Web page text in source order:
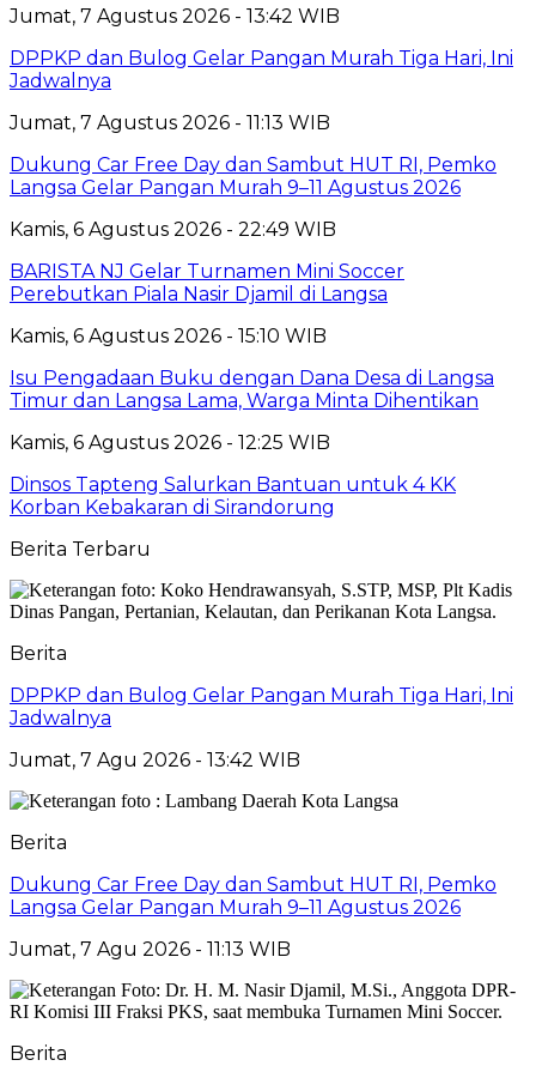
Jumat, 7 Agustus 2026 - 13:42 WIB
DPPKP dan Bulog Gelar Pangan Murah Tiga Hari, Ini
Jadwalnya
Jumat, 7 Agustus 2026 - 11:13 WIB
Dukung Car Free Day dan Sambut HUT RI, Pemko
Langsa Gelar Pangan Murah 9–11 Agustus 2026
Kamis, 6 Agustus 2026 - 22:49 WIB
BARISTA NJ Gelar Turnamen Mini Soccer
Perebutkan Piala Nasir Djamil di Langsa
Kamis, 6 Agustus 2026 - 15:10 WIB
Isu Pengadaan Buku dengan Dana Desa di Langsa
Timur dan Langsa Lama, Warga Minta Dihentikan
Kamis, 6 Agustus 2026 - 12:25 WIB
Dinsos Tapteng Salurkan Bantuan untuk 4 KK
Korban Kebakaran di Sirandorung
Berita Terbaru
Berita
DPPKP dan Bulog Gelar Pangan Murah Tiga Hari, Ini
Jadwalnya
Jumat, 7 Agu 2026 - 13:42 WIB
Berita
Dukung Car Free Day dan Sambut HUT RI, Pemko
Langsa Gelar Pangan Murah 9–11 Agustus 2026
Jumat, 7 Agu 2026 - 11:13 WIB
Berita